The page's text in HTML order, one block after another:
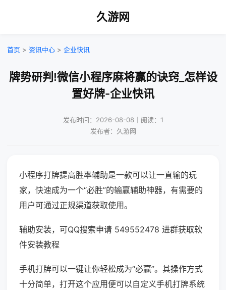
久游网
首页 > 资讯中心 > 企业快讯
牌势研判!微信小程序麻将赢的诀窍_怎样设
置好牌-企业快讯
发布时间：2026-08-08｜阅读：1
发布者：久游网
小程序打牌提高胜率辅助是一款可以让一直输的玩
家，快速成为一个“必胜”的输赢辅助神器，有需要的
用户可通过正规渠道获取使用。
辅助安装，可QQ搜索申请 549552478 进群获取软
件安装教程
手机打牌可以一键让你轻松成为“必赢”。其操作方式
十分简单，打开这个应用便可以自定义手机打牌系统